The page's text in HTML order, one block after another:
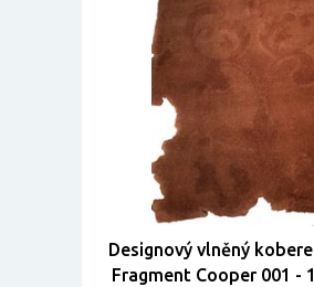
Designový vlněný
Fragment Cooper 001 -